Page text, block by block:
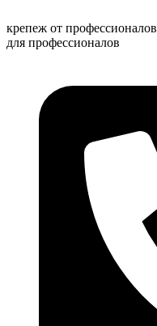
к
содержимому
крепеж от профессионалов
для профессионалов